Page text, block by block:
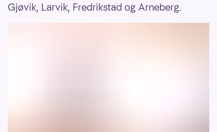
Gjøvik, Larvik, Fredrikstad og Arneberg.